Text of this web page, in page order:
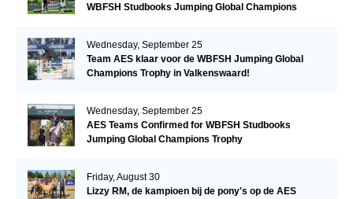
WBFSH Studbooks Jumping Global Champions
Wednesday, September 25
Team AES klaar voor de WBFSH Jumping Global
Champions Trophy in Valkenswaard!
Wednesday, September 25
AES Teams Confirmed for WBFSH Studbooks
Jumping Global Champions Trophy
Friday, August 30
Lizzy RM, de kampioen bij de pony's op de AES